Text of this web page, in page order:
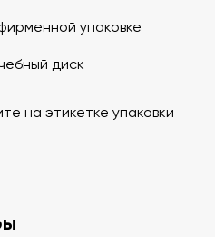
упаковке
диск
на этикетке упаковки